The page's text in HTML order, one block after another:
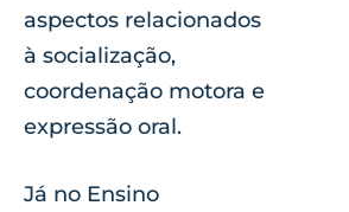
aspectos relacionados
à socialização,
coordenação motora e
expressão oral.
Já no Ensino